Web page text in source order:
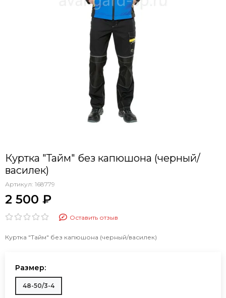
Куртка "Тайм" без капюшона (черный/
василек)
Артикул: 168779
2 500 ₽
Оставить отзыв
Куртка "Тайм" без капюшона (черный/василек)
Размер:
48-50/3-4